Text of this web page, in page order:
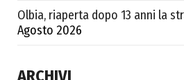
Olbia, riaperta dopo 13 anni la
Agosto 2026
ARCHIVI